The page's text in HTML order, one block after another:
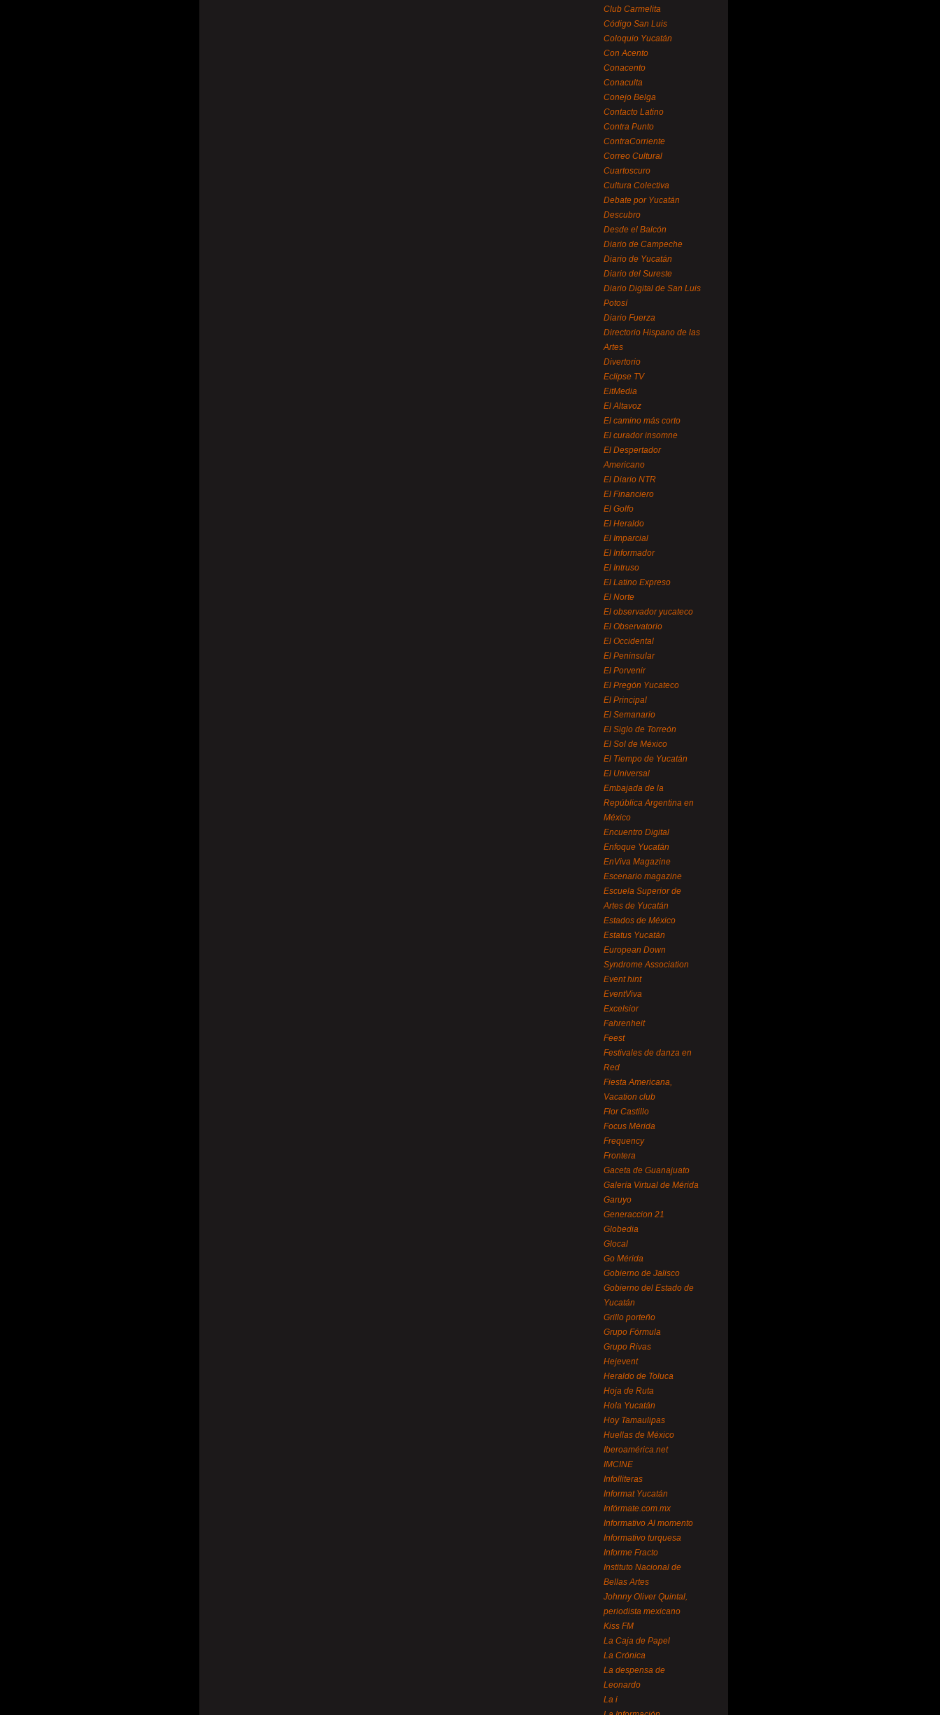
Club Carmelita
Código San Luis
Coloquio Yucatán
Con Acento
Conacento
Conaculta
Conejo Belga
Contacto Latino
Contra Punto
ContraCorriente
Correo Cultural
Cuartoscuro
Cultura Colectiva
Debate por Yucatán
Descubro
Desde el Balcón
Diario de Campeche
Diario de Yucatán
Diario del Sureste
Diario Digital de San Luis
Potosí
Diario Fuerza
Directorio Hispano de las
Artes
Divertorio
Eclipse TV
EitMedia
El Altavoz
El camino más corto
El curador insomne
El Despertador
Americano
El Diario NTR
El Financiero
El Golfo
El Heraldo
El Imparcial
El Informador
El Intruso
El Latino Expreso
El Norte
El observador yucateco
El Observatorio
El Occidental
El Peninsular
El Porvenir
El Pregón Yucateco
El Principal
El Semanario
El Siglo de Torreón
El Sol de México
El Tiempo de Yucatán
El Universal
Embajada de la
República Argentina en
México
Encuentro Digital
Enfoque Yucatán
EnViva Magazine
Escenario magazine
Escuela Superior de
Artes de Yucatán
Estados de México
Estatus Yucatán
European Down
Syndrome Association
Event hint
EventViva
Excelsior
Fahrenheit
Feest
Festivales de danza en
Red
Fiesta Americana,
Vacation club
Flor Castillo
Focus Mérida
Frequency
Frontera
Gaceta de Guanajuato
Galería Virtual de Mérida
Garuyo
Generaccion 21
Globedia
Glocal
Go Mérida
Gobierno de Jalisco
Gobierno del Estado de
Yucatán
Grillo porteño
Grupo Fórmula
Grupo Rivas
Hejevent
Heraldo de Toluca
Hoja de Ruta
Hola Yucatán
Hoy Tamaulipas
Huellas de México
Iberoamérica.net
IMCINE
Infolliteras
Informat Yucatán
Infórmate.com.mx
Informativo Al momento
Informativo turquesa
Informe Fracto
Instituto Nacional de
Bellas Artes
Johnny Oliver Quintal,
periodista mexicano
Kiss FM
La Caja de Papel
La Crónica
La despensa de
Leonardo
La i